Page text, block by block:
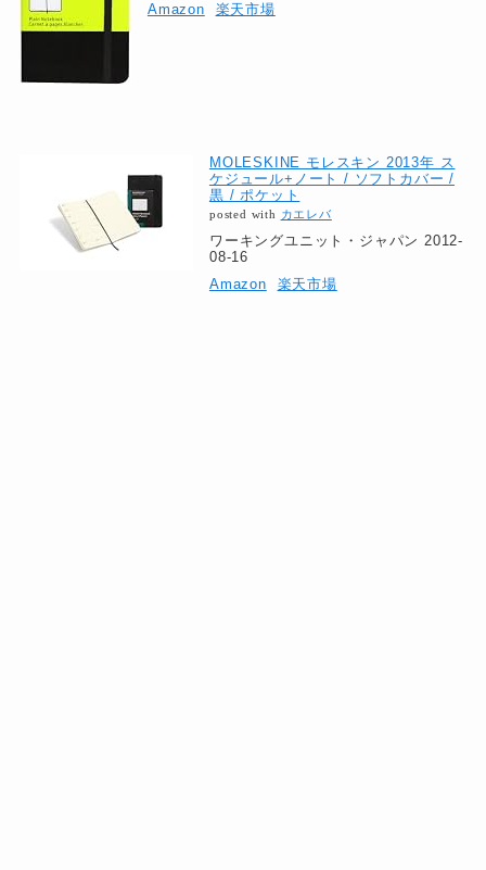
Amazon
楽天市場
MOLESKINE モレスキン 2013年 ス
ケジュール+ノート / ソフトカバー /
黒 / ポケット
posted with カエレバ
ワーキングユニット・ジャパン 2012-
08-16
Amazon
楽天市場